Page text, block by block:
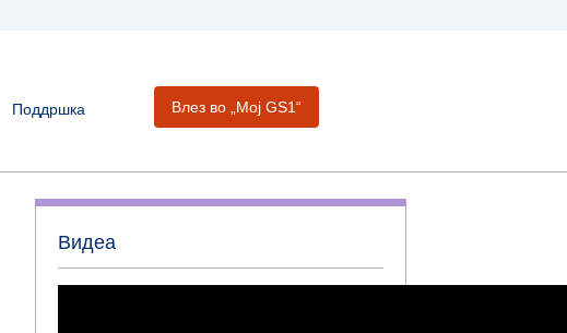
Поддршка Влез во „Moj GS1“
Видеа